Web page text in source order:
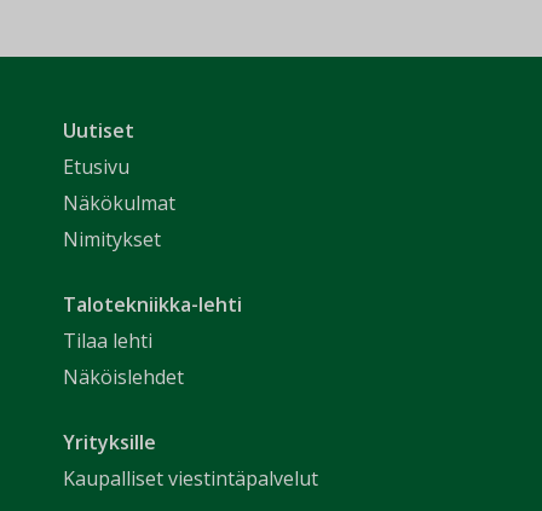
Uutiset
Etusivu
Näkökulmat
Nimitykset
Talotekniikka-lehti
Tilaa lehti
Näköislehdet
Yrityksille
Kaupalliset viestintäpalvelut